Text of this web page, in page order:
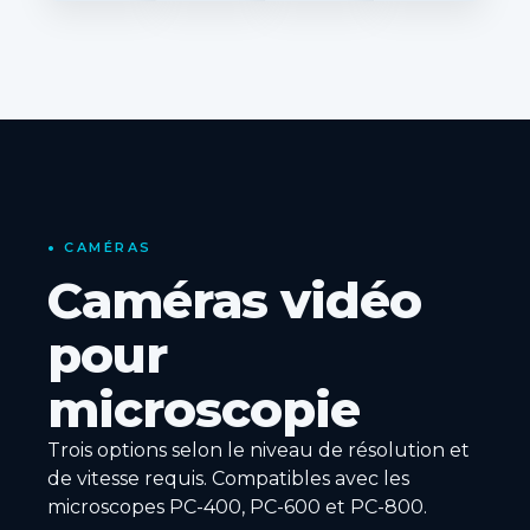
• CAMÉRAS
Caméras vidéo
pour
microscopie
Trois options selon le niveau de résolution et
de vitesse requis. Compatibles avec les
microscopes PC-400, PC-600 et PC-800.